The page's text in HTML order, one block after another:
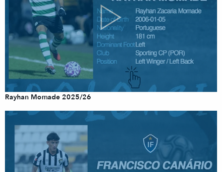
Rayhan Momade 2025/26